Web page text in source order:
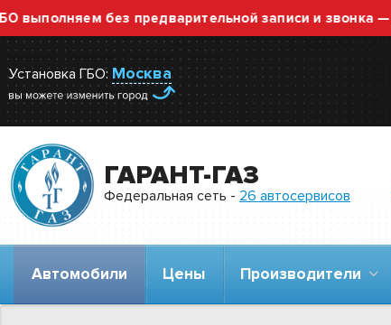
без предварительной записи и звонка —
Установка ГБО: Москва
ГАРАНТ-ГАЗ
Федеральная сеть - 26 автосервисов
Автомобили Цены Производители